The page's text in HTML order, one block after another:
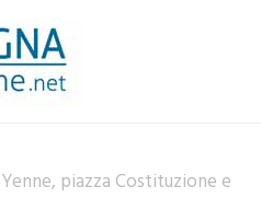
piazza Costituzione e